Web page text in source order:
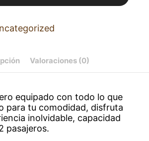
Valoraciones (0)
equipado con todo lo que
para tu comodidad, disfruta
inolvidable, capacidad
pasajeros.